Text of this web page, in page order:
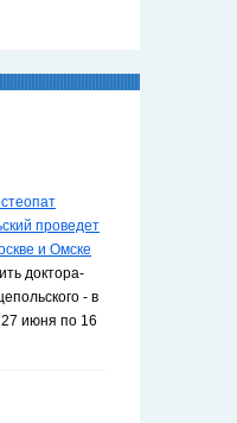
проведет
и Омске
доктора-
- в
июня по 16